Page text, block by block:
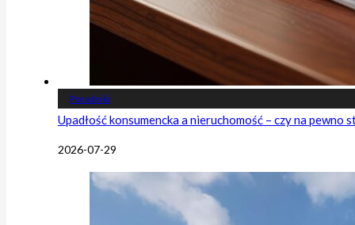
Poradniki
Upadłość konsumencka a nieruchomość – czy na pewno
2026-07-29